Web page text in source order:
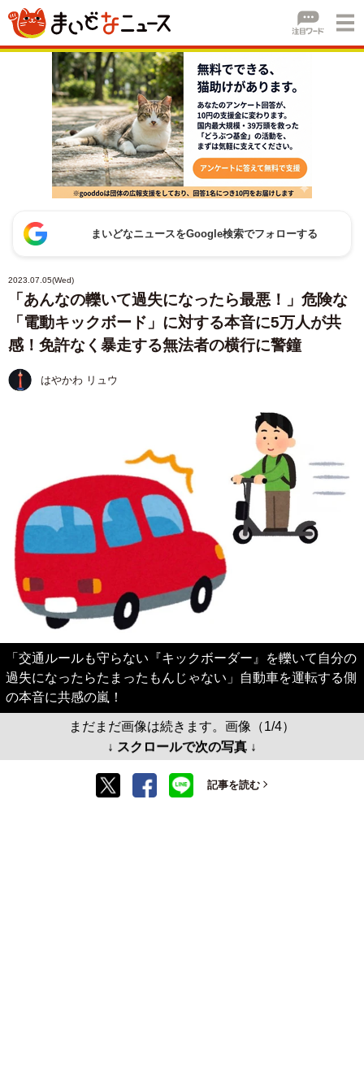
まいどなニュースをGoogle検索でフォローする
2023.07.05(Wed)
「あんなの轢いて過失になったら最悪！」危険な
「電動キックボード」に対する本音に5万人が共
感！免許なく暴走する無法者の横行に警鐘
はやかわ リュウ
「交通ルールも守らない『キックボーダー』を轢いて自分の
過失になったらたまったもんじゃない」自動車を運転する側
の本音に共感の嵐！
まだまだ画像は続きます。画像（1/4）
↓ スクロールで次の写真 ↓
記事を読む